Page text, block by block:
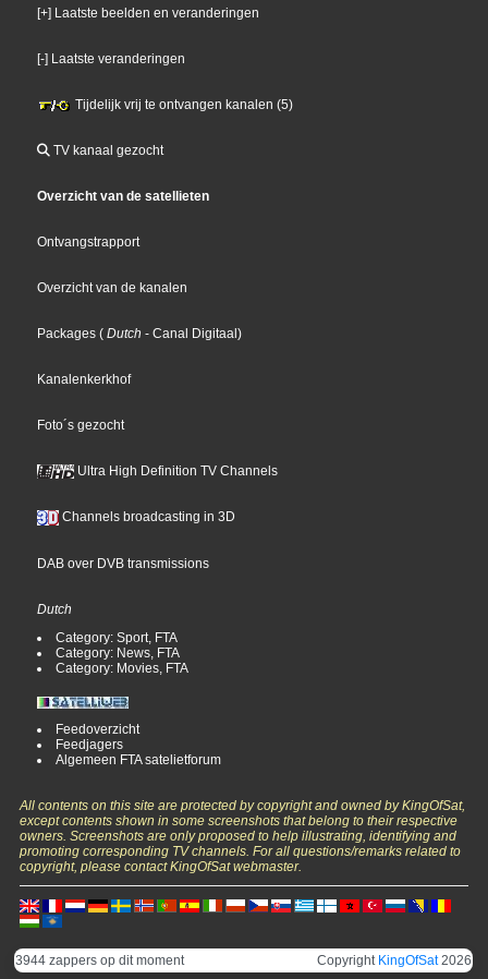
[+] Laatste beelden en veranderingen
[-] Laatste veranderingen
Tijdelijk vrij te ontvangen kanalen (5)
TV kanaal gezocht
Overzicht van de satellieten
Ontvangstrapport
Overzicht van de kanalen
Packages ( Dutch - Canal Digitaal)
Kanalenkerkhof
Foto´s gezocht
Ultra High Definition TV Channels
Channels broadcasting in 3D
DAB over DVB transmissions
Dutch
Category: Sport, FTA
Category: News, FTA
Category: Movies, FTA
Feedoverzicht
Feedjagers
Algemeen FTA satelietforum
All contents on this site are protected by copyright and owned by KingOfSat,
except contents shown in some screenshots that belong to their respective
owners. Screenshots are only proposed to help illustrating, identifying and
promoting corresponding TV channels. For all questions/remarks related to
copyright, please contact KingOfSat webmaster.
3944 zappers op dit moment Copyright KingOfSat2026